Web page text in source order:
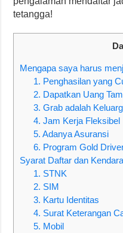
tetangga!
Mengapa saya harus
1. Penghasilan yang
2. Dapatkan Uang
3. Grab adalah
4. Jam Kerja Fleksibel
5. Adanya Asuransi
6. Program Gold
Syarat Daftar dan
1. STNK
2. SIM
3. Kartu Identitas
4. Surat Keterangan
5. Mobil